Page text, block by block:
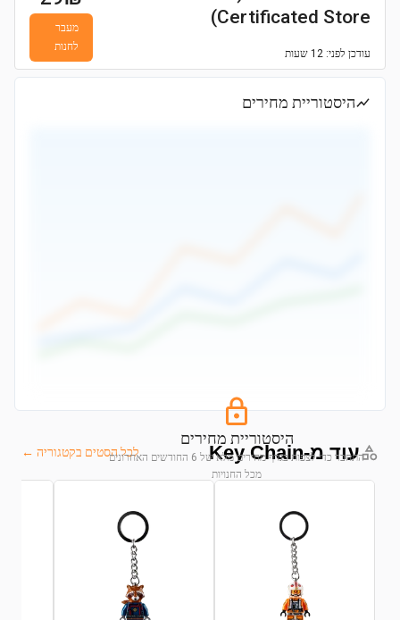
Certificated Store)
עודכן לפני: 12 שעות
מעבר
לחנות
היסטוריית מחירים
היסטוריית מחירים
התחבר כדי לצפות בגרף מחירים מלא של 6 החודשים האחרונים
מכל החנויות
עוד מ-Key Chain לכל הסטים בקטגוריה ←